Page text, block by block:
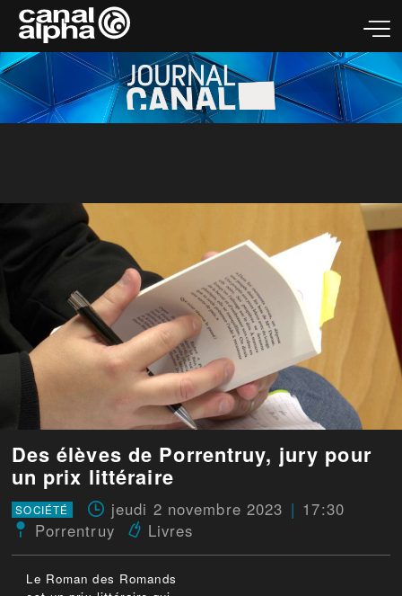
Des élèves de Porrentruy, jury pour
un prix littéraire
SOCIÉTÉ jeudi 2 novembre 2023
17:30
Porrentruy
Livres
Le Roman des Romands